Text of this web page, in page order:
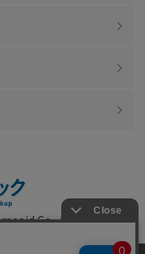
Co., Ltd.
Co., Ltd.